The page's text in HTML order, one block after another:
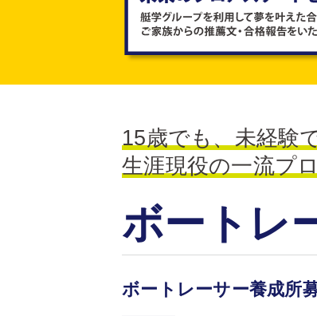
15歳でも、未経験
生涯現役の一流プ
ボートレ
ボートレーサー養成所